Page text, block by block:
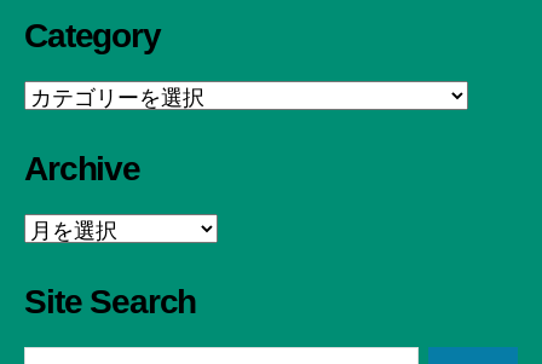
Category
Category
Archive
Archive
Site Search